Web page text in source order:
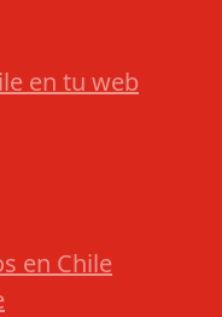
en tu web
en Chile